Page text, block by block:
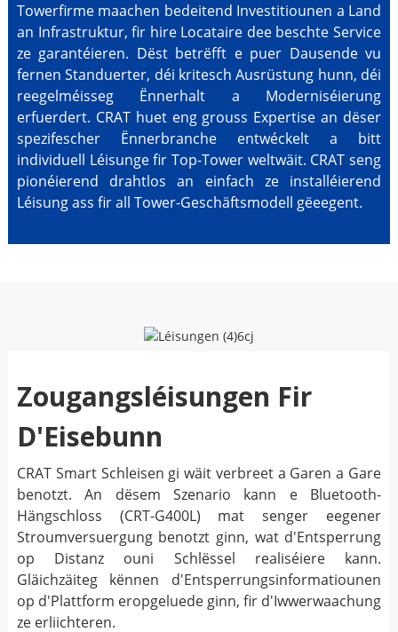
Towerfirme maachen bedeitend Investitiounen a Land
an Infrastruktur, fir hire Locataire dee beschte Service
ze garantéieren. Dëst betrëfft e puer Dausende vu
fernen Standuerter, déi kritesch Ausrüstung hunn, déi
reegelméisseg Ënnerhalt a Moderniséierung
erfuerdert. CRAT huet eng grouss Expertise an dëser
spezifescher Ënnerbranche entwéckelt a bitt
individuell Léisunge fir Top-Tower weltwäit. CRAT seng
pionéierend drahtlos an einfach ze installéierend
Léisung ass fir all Tower-Geschäftsmodell gëeegent.
Zougangsléisungen Fir
D'Eisebunn
CRAT Smart Schleisen gi wäit verbreet a Garen a Gare
benotzt. An dësem Szenario kann e Bluetooth-
Hängschloss (CRT-G400L) mat senger eegener
Stroumversuergung benotzt ginn, wat d'Entsperrung
op Distanz ouni Schlëssel realiséiere kann.
Gläichzäiteg kënnen d'Entsperrungsinformatiounen
op d'Plattform eropgeluede ginn, fir d'Iwwerwaachung
ze erliichteren.